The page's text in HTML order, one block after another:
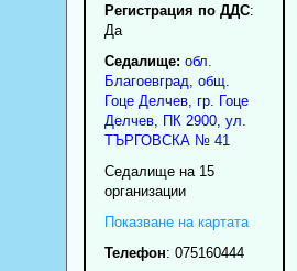
Регистрация по ДДС:
Да
Седалище: обл.
Благоевград общ.
Гоце Делчев, гр. Гоце
Делчев, ПК 2900, ул.
ТЪРГОВСКА № 41
Седалище на 15
организации
Показване на картата
Телефон: 075160444